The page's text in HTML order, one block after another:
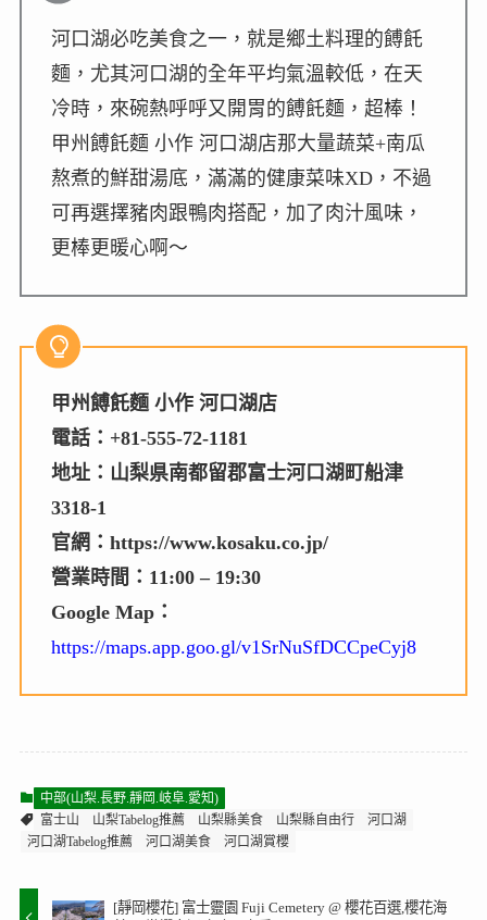
河口湖必吃美食之一，就是鄉土料理的餺飥
麵，尤其河口湖的全年平均氣溫較低，在天
冷時，來碗熱呼呼又開胃的餺飥麵，超棒！
甲州餺飥麵 小作 河口湖店那大量蔬菜+南瓜
熬煮的鮮甜湯底，滿滿的健康菜味XD，不過
可再選擇豬肉跟鴨肉搭配，加了肉汁風味，
更棒更暖心啊～
甲州餺飥麵 小作 河口湖店
電話：+81-555-72-1181
地址：山梨県南都留郡富士河口湖町船津
3318-1
官網：https://www.kosaku.co.jp/
營業時間：11:00 – 19:30
Google Map：
https://maps.app.goo.gl/v1SrNuSfDCCpeCyj8
中部(山梨.長野.靜岡.岐阜.愛知)
富士山
山梨Tabelog推薦 山梨縣美食 山梨縣自由行
河口湖
河口湖Tabelog推薦
河口湖美食 河口湖賞櫻
[靜岡櫻花] 富士靈園 Fuji Cemetery @ 櫻花百選,櫻花海